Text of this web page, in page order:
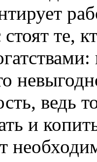
те,
ведь
и